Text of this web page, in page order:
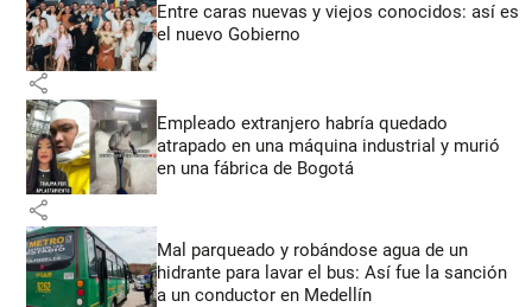
Entre caras nuevas y viejos conocidos: así es
el nuevo Gobierno
share
Empleado extranjero habría quedado
atrapado en una máquina industrial y murió
en una fábrica de Bogotá
share
Mal parqueado y robándose agua de un
hidrante para lavar el bus: Así fue la sanción
a un conductor en Medellín